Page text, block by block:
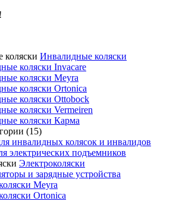
Инвалидные коляски
коляски Invacare
коляски Meyra
коляски Ortonica
коляски Ottobock
коляски Vermeiren
коляски Карма
(15)
инвалидных колясок и инвалидов
электрических подъемников
Электроколяски
и зарядные устройства
Meyra
Ortonica